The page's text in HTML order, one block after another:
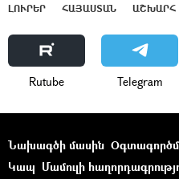
ԼՈՒՐԵՐ ՀԱՅԱՍՏԱՆ ԱՇԽԱՐՀ
Rutube Telegram
Նախագծի մասին
Կապ Մամուլի